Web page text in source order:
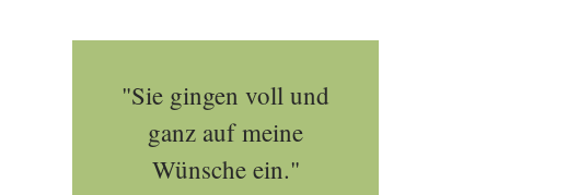
"Sie gingen voll und
ganz auf meine
Wünsche ein."